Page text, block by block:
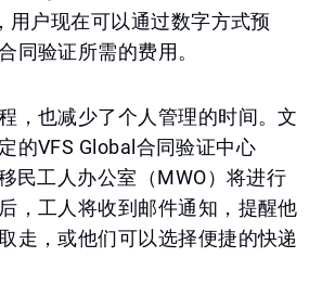
用户现在可以通过数字方式预
同验证所需的费用。
，也减少了个人管理的时间。文
的VFS Global合同验证中心
民工人办公室（MWO）将进行
，工人将收到邮件通知，提醒他
走，或他们可以选择便捷的快递